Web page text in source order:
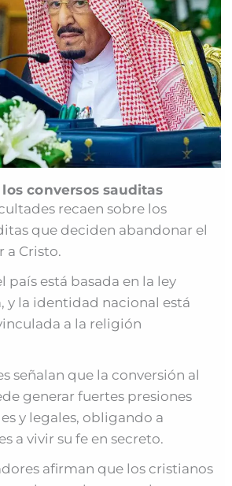
conversos sauditas
recaen sobre los
que deciden abandonar el
a Cristo.
país está basada en la ley
y la identidad nacional está
a la religión
señalan que la conversión al
generar fuertes presiones
y legales, obligando a
a vivir su fe en secreto.
afirman que los cristianos